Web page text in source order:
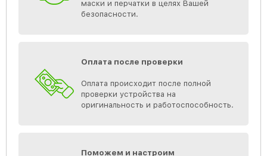
маски и перчатки в целях Вашей
безопасности.
Оплата после проверки
Оплата происходит после полной
проверки устройства на
оригинальность и работоспособность.
Поможем и настроим